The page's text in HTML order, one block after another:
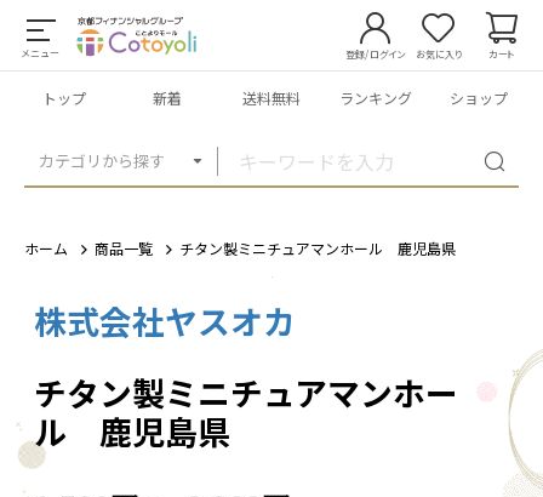
メニュー
カテゴリから探す
登録/ログイン お気に入り カート
トップ 新着 送料無料 ランキング ショップ
ホーム 商品一覧 チタン製ミニチュアマンホール 鹿児島県
株式会社ヤスオカ
チタン製ミニチュアマンホー
ル 鹿児島県